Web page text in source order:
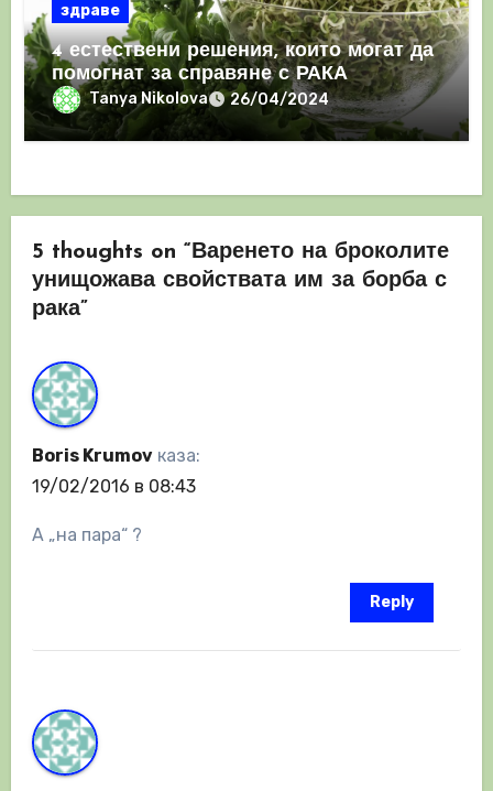
здраве
4 естествени решения, които могат да
помогнат за справяне с РАКА
Tanya Nikolova 26/04/2024
5 thoughts on “Варенето на броколите
унищожава свойствата им за борба с
рака”
Boris Krumov каза:
19/02/2016 в 08:43
А „на пара“ ?
Reply